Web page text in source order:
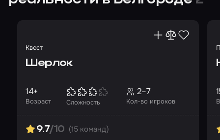
Квест
Шерлок
Возраст
14+
Сложность Кол-во игроков
2–7
9.7/10 (15 команд)